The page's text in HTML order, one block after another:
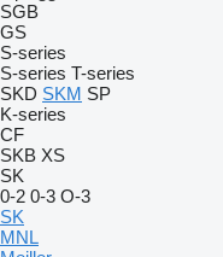
SGB
GS
S-series
S-series T-series
SKD SKM SP
K-series
CF
SKB XS
SK
0-2 0-3 O-3
SK
MNL